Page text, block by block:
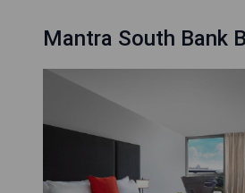
Mantra South Bank